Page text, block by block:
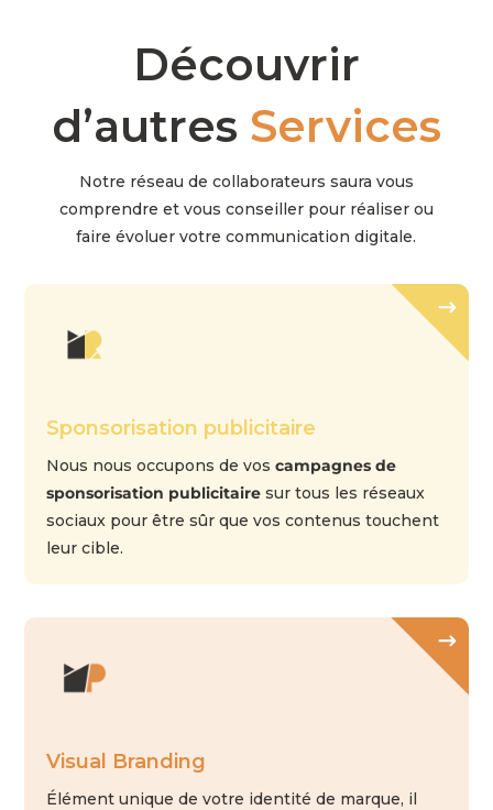
Découvrir
d’autres Services
Notre réseau de collaborateurs saura vous
comprendre et vous conseiller pour réaliser ou
faire évoluer votre communication digitale.
Sponsorisation publicitaire
Nous nous occupons de voscampagnes de
sponsorisation publicitaire sur tous les réseaux
sociaux pour être sûr que vos contenus touchent
leur cible.
Visual Branding
Élément unique de votre identité de marque, il